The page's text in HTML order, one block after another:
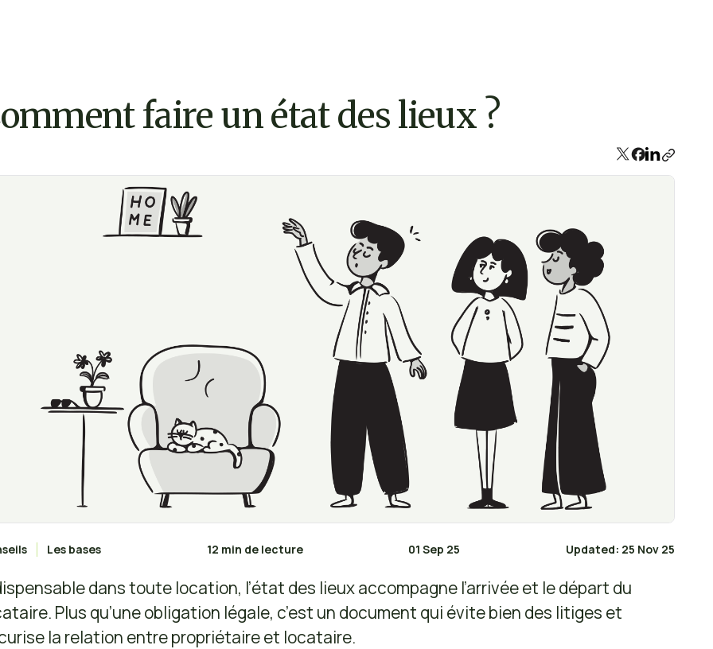
faire un état des lieux ?
Les bases 12 min de lecture 01 Sep 25 Updated: 25 Nov 25
dans toute location, l’état des lieux accompagne l’arrivée et le départ du
Plus qu’une obligation légale, c’est un document qui évite bien des litiges et
la relation entre propriétaire et locataire.